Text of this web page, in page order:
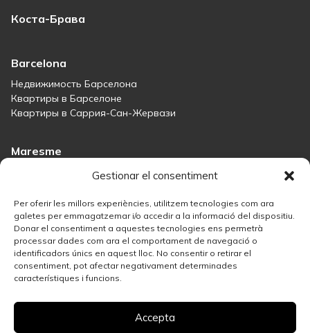
Gestionar el consentiment
Per oferir les millors experiències, utilitzem tecnologies com ara
galetes per emmagatzemar i/o accedir a la informació del dispositiu.
Donar el consentiment a aquestes tecnologies ens permetrà
processar dades com ara el comportament de navegació o
identificadors únics en aquest lloc. No consentir o retirar el
consentiment, pot afectar negativament determinades
característiques i funcions.
Accepta
Коста-Брава
Barcelona
Недвижимость Барселона
Квартиры в Барселоне
Квартиры в Саррия-Сан-Жервази
Maresme
Immobiliària Maresme
Дома на продажу в Тиане
Дома на продажу в Тейе
Дома на продажу в Маресме
Madrid
Решение в сфере недвижимости в Саламанке
Лучшие районы Мадрида для инвестиций в недвижимость